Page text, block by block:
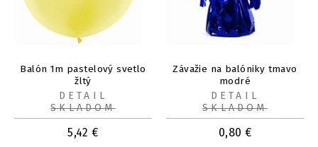
Balón 1m pastelový svetlo
žltý
5,42 €
DETAIL
SKLADOM
Závažie na balóniky tmavo
modré
0,80 €
DETAIL
SKLADOM